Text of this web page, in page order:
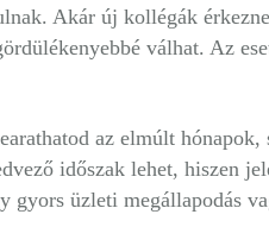
Akár új kollégák
válhat. Az
az elmúlt
időszak lehet, hiszen
gyors üzleti megállapodás